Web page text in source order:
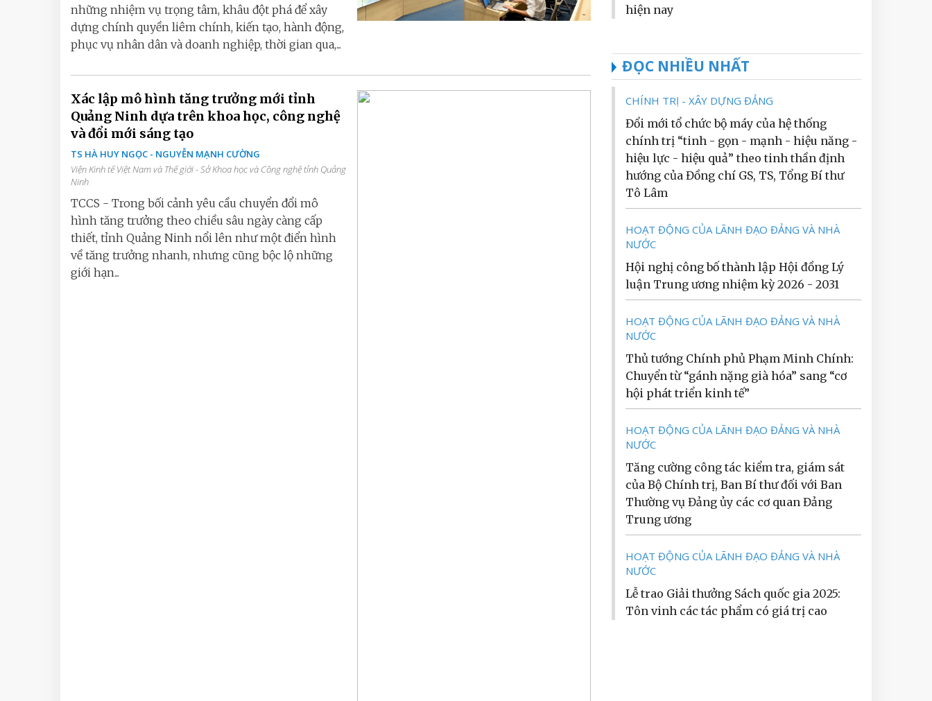
những nhiệm vụ trọng tâm, khâu đột phá để xây
dựng chính quyền liêm chính, kiến tạo, hành động,
phục vụ nhân dân và doanh nghiệp, thời gian qua,...
Xác lập mô hình tăng trưởng mới tỉnh
Quảng Ninh dựa trên khoa học, công nghệ
và đổi mới sáng tạo
TS HÀ HUY NGỌC - NGUYỄN MẠNH CƯỜNG
Viện Kinh tế Việt Nam và Thế giới - Sở Khoa học và Công nghệ tỉnh Quảng
Ninh
TCCS - Trong bối cảnh yêu cầu chuyển đổi mô
hình tăng trưởng theo chiều sâu ngày càng cấp
thiết, tỉnh Quảng Ninh nổi lên như một điển hình
về tăng trưởng nhanh, nhưng cũng bộc lộ những
giới hạn...
hiện nay
ĐỌC NHIỀU NHẤT
CHÍNH TRỊ - XÂY DỰNG ĐẢNG
Đổi mới tổ chức bộ máy của hệ thống
chính trị “tinh - gọn - mạnh - hiệu năng -
hiệu lực - hiệu quả” theo tinh thần định
hướng của Đồng chí GS, TS, Tổng Bí thư
Tô Lâm
HOẠT ĐỘNG CỦA LÃNH ĐẠO ĐẢNG VÀ NHÀ
NƯỚC
Hội nghị công bố thành lập Hội đồng Lý
luận Trung ương nhiệm kỳ 2026 - 2031
HOẠT ĐỘNG CỦA LÃNH ĐẠO ĐẢNG VÀ NHÀ
NƯỚC
Thủ tướng Chính phủ Phạm Minh Chính:
Chuyển từ “gánh nặng già hóa” sang “cơ
hội phát triển kinh tế”
HOẠT ĐỘNG CỦA LÃNH ĐẠO ĐẢNG VÀ NHÀ
NƯỚC
Tăng cường công tác kiểm tra, giám sát
của Bộ Chính trị, Ban Bí thư đối với Ban
Thường vụ Đảng ủy các cơ quan Đảng
Trung ương
HOẠT ĐỘNG CỦA LÃNH ĐẠO ĐẢNG VÀ NHÀ
NƯỚC
Lễ trao Giải thưởng Sách quốc gia 2025:
Tôn vinh các tác phẩm có giá trị cao